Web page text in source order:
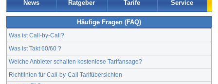
News Ratgeber Tarife Service
Häufige Fragen (FAQ)
Was ist Call-by-Call?
Was ist Takt 60/60 ?
Welche Anbieter schalten kostenlose Tarifansage?
Richtlinien für Call-by-Call Tarifübersichten